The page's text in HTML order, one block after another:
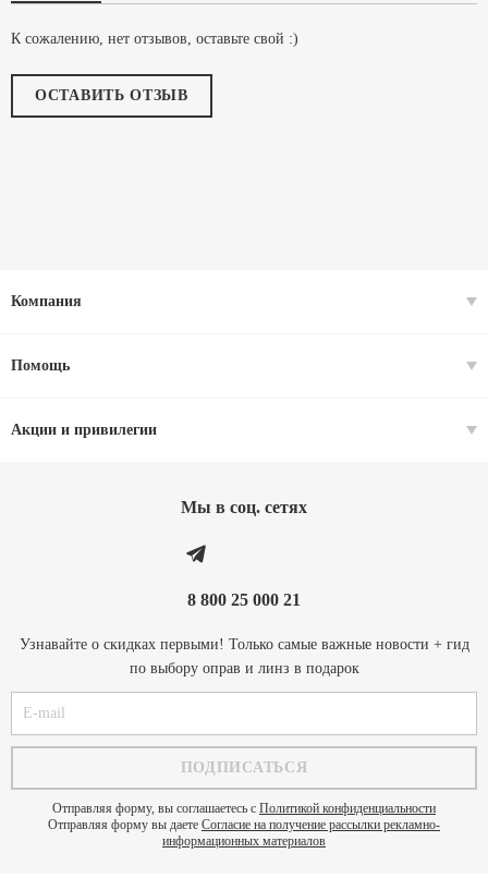
К сожалению, нет отзывов, оставьте свой :)
ОСТАВИТЬ ОТЗЫВ
Компания
Помощь
Акции и привилегии
Мы в соц. cетях
8 800 25 000 21
Узнавайте о скидках первыми! Только самые важные новости + гид
по выбору оправ и линз в подарок
Отправляя форму, вы соглашаетесь с Политикой конфиденциальности
Отправляя форму вы даете Согласие на получение рассылки рекламно-
информационных материалов